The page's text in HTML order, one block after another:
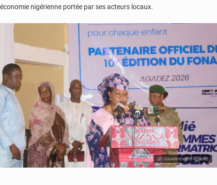
économie nigérienne portée par ses acteurs locaux.
© Gouvernorat d'Agadez